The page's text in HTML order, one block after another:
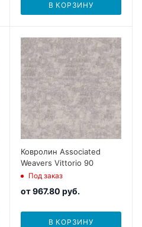
В КОРЗИНУ
Ковролин Associated
Weavers Vittorio 90
Под заказ
от967.80 руб.
В КОРЗИНУ